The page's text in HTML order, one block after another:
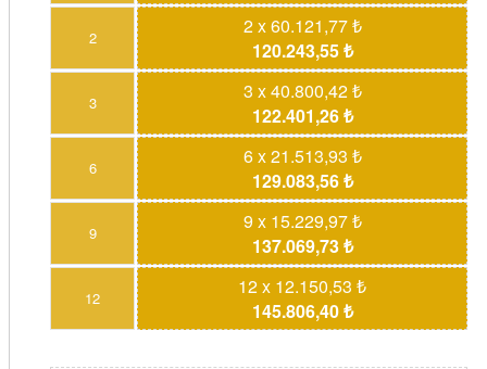
2
2 x 60.121,77 ₺
120.243,55 ₺
3
3 x 40.800,42 ₺
122.401,26 ₺
6
6 x 21.513,93 ₺
129.083,56 ₺
9
9 x 15.229,97 ₺
137.069,73 ₺
12
12 x 12.150,53 ₺
145.806,40 ₺